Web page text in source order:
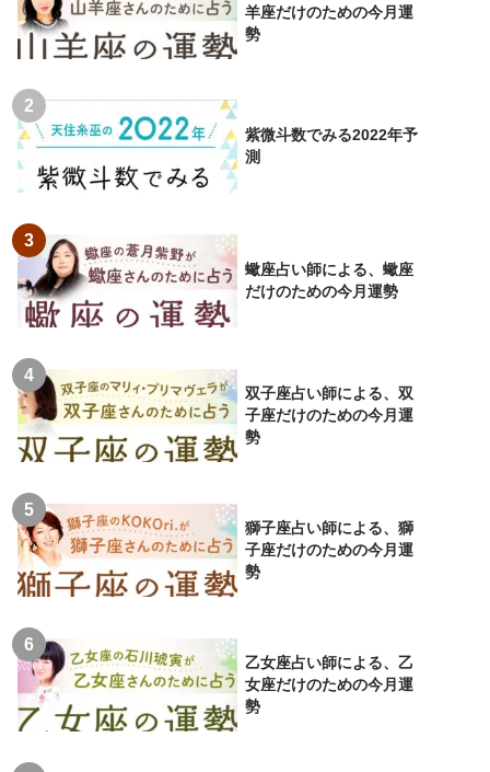
羊座だけのための今月運
勢
紫微斗数でみる2022年予
測
蠍座占い師による、蠍座
だけのための今月運勢
双子座占い師による、双
子座だけのための今月運
勢
獅子座占い師による、獅
子座だけのための今月運
勢
乙女座占い師による、乙
女座だけのための今月運
勢